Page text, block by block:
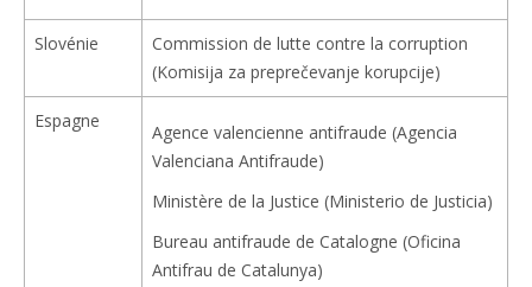
Slovénie
Commission de lutte contre la corruption
(Komisija za preprečevanje korupcije)
Espagne
Agence valencienne antifraude (Agencia
Valenciana Antifraude)
Ministère de la Justice (Ministerio de Justicia)
Bureau antifraude de Catalogne (Oficina
Antifrau de Catalunya)